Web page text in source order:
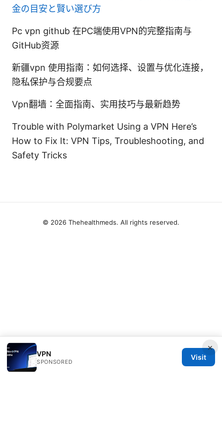
金の目安と賢い選び方
Pc vpn github 在PC端使用VPN的完整指南与
GitHub资源
新疆vpn 使用指南：如何选择、设置与优化连接，
隐私保护与合规要点
Vpn翻墙：全面指南、实用技巧与最新趋势
Trouble with Polymarket Using a VPN Here’s
How to Fix It: VPN Tips, Troubleshooting, and
Safety Tricks
×
VPN
SPONSORED
Visit
© 2026 Thehealthmeds. All rights reserved.